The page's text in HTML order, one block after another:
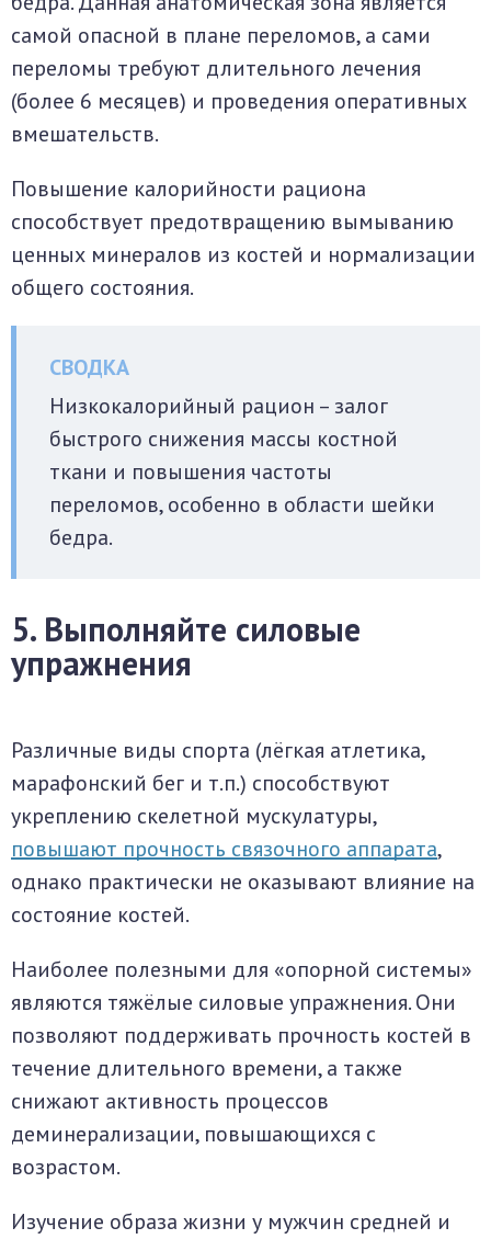
самой опасной в плане переломов, а сами
переломы требуют длительного лечения
(более 6 месяцев) и проведения оперативных
вмешательств.
Повышение калорийности рациона
способствует предотвращению вымыванию
ценных минералов из костей и нормализации
общего состояния.
Низкокалорийный рацион – залог
быстрого снижения массы костной
ткани и повышения частоты
переломов, особенно в области шейки
бедра.
5. Выполняйте силовые
упражнения
Различные виды спорта (лёгкая атлетика,
марафонский бег и т.п.) способствуют
укреплению скелетной мускулатуры,
повышают прочность связочного аппарата,
однако практически не оказывают влияние на
состояние костей.
Наиболее полезными для «опорной системы»
являются тяжёлые силовые упражнения. Они
позволяют поддерживать прочность костей в
течение длительного времени, а также
снижают активность процессов
деминерализации, повышающихся с
возрастом.
Изучение образа жизни у мужчин средней и